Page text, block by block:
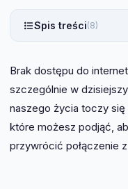
Spis treści(8)
Brak dostępu do
szczególnie w
naszego życia toczy się
które możesz podjąć,
przywrócić połączenie